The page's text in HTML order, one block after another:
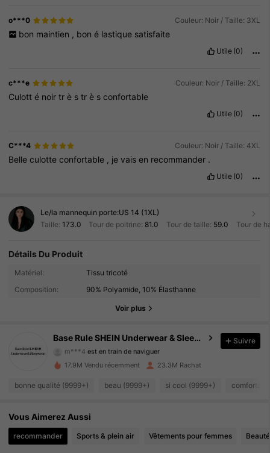
o***0 Couleur: Noir / Taille: 3XL
bon maintien , bon é lastique satisfaite
Utile (0)
c***e Couleur: Noir / Taille: 2XL
Culotté noirtrè strè sconfortable
Utile (0)
C***4 Couleur: Noir / Taille: 4XL
Belleculotteconfortable , jevaisen recommander .
Utile (0)
Le/la mannequin porte:US 14 (1XL)
Taille: 173.0 Tour de poitrine: 81.0 Tour de taille: 59.0 Tour de
Détails Du Produit
Matériel:
Tissu tricoté
Composition:
90% Polyamide, 10% Élasthanne
Voir plus
Base Rule SHEIN Underwear & Sleepwear
1.1M Suiveurs
4.93
1.1M Suiveurs
4.93 1.1M Suiveurs
4.93 1.1M Suiveurs
Suivre
17.9M Vendu récemment 23.3M Rachat
bonne qualité (9999+) beau (9999+) si cool (9999+)
Vous Aimerez Aussi
recommander Sports & plein air Vêtements pour femmes